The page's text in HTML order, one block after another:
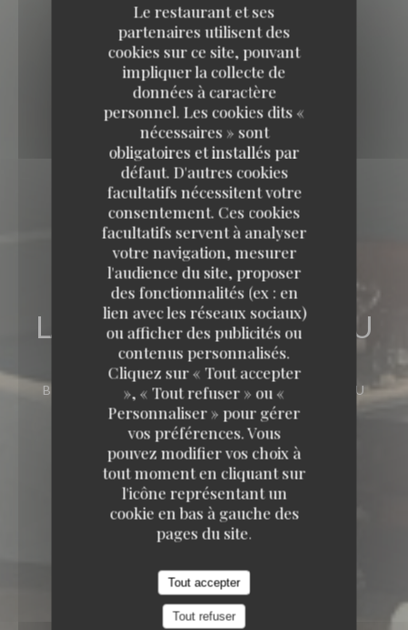
Le restaurant et ses
partenaires utilisent des
cookies sur ce site, pouvant
impliquer la collecte de
données à caractère
personnel. Les cookies dits «
nécessaires » sont
obligatoires et installés par
défaut. D'autres cookies
facultatifs nécessitent votre
consentement. Ces cookies
facultatifs servent à analyser
votre navigation, mesurer
l'audience du site, proposer
des fonctionnalités (ex : en
lien avec les réseaux sociaux)
ou afficher des publicités ou
contenus personnalisés.
Cliquez sur « Tout accepter
», « Tout refuser » ou «
Personnaliser » pour gérer
vos préférences. Vous
pouvez modifier vos choix à
tout moment en cliquant sur
l'icône représentant un
cookie en bas à gauche des
pages du site.
Tout accepter
Tout refuser
LA TABLE DE CATUSSEAU
BISTRONOMIE
86 ROUTE DE CATUSSEAU
33500 POMEROL
LA TABLE DE CATUSSEAU